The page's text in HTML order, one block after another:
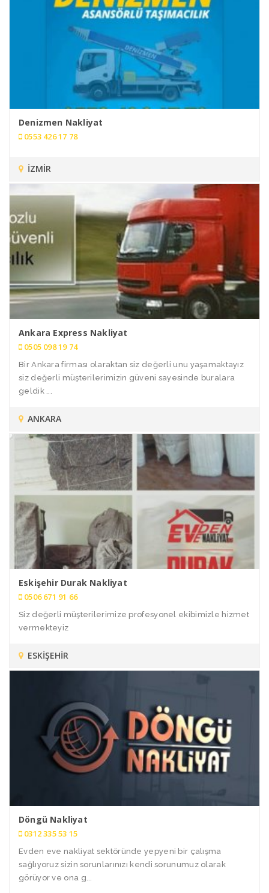
Denizmen Nakliyat
0553 426 17 78
İZMİR
Ankara Express Nakliyat
0505 098 19 74
Bir Ankara firması olaraktan siz değerli unu yaşamaktayız
siz değerli müşterilerimizin güveni sayesinde buralara
geldik ...
ANKARA
Eskişehir Durak Nakliyat
0506 671 91 66
Siz değerli müşterilerimize profesyonel ekibimizle hizmet
vermekteyiz
ESKİŞEHİR
Döngü Nakliyat
0312 335 53 15
Evden eve nakliyat sektöründe yepyeni bir çalışma
sağlıyoruz sizin sorunlarınızı kendi sorunumuz olarak
görüyor ve ona g...